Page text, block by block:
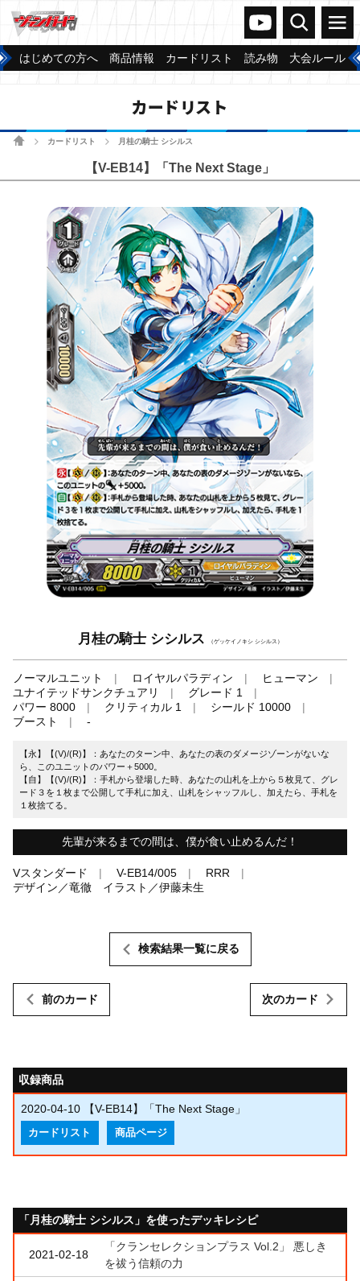
ヴァンガードch
検索 メニュー
はじめての方へ 商品情報 カードリスト 読み物 大会ルール
カードリスト
ホームカードリスト 月桂の騎士 シシルス
【V-EB14】「The Next Stage」
月桂の騎士 シシルス （ゲッケイノキシ シシルス）
ノーマルユニット ロイヤルパラディン
ヒューマン
ユナイテッドサンクチュアリ
グレード 1
パワー 8000
クリティカル 1
シールド 10000
ブースト
-
【永】【(V)/(R)】：あなたのターン中、あなたの表のダメージゾーンがないな
ら、このユニットのパワー＋5000。
【自】【(V)/(R)】：手札から登場した時、あなたの山札を上から５枚見て、グレ
ード３を１枚まで公開して手札に加え、山札をシャッフルし、加えたら、手札を
１枚捨てる。
先輩が来るまでの間は、僕が食い止めるんだ！
Vスタンダード V-EB14/005
RRR
デザイン／竜徹 イラスト／伊藤未生
前のカード
検索結果一覧に戻る
次のカード
収録商品
2020-04-10 【V-EB14】「The Next Stage」
カードリスト 商品ページ
「月桂の騎士 シシルス」を使ったデッキレシピ
2021-02-18
「クランセレクションプラス Vol.2」 悪しき
を祓う信頼の力